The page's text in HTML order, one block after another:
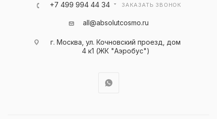
+7 499 994 44 34 ЗАКАЗАТЬ ЗВОНОК
all@absolutcosmo.ru
г. Москва, ул. Кочновский проезд, дом
4 к1 (ЖК "Аэробус")